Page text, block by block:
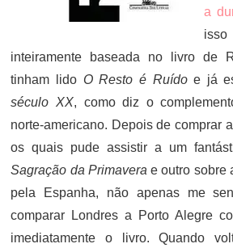
a
isso
inteiramente baseada no livro de
tinham lido O Resto é Ruídoe já
século XX, como diz o
norte-americano. Depois de comprar
os quais pude assistir a um
Sagração da Primavera e outro sobre
pela Espanha, não apenas me
comparar Londres a Porto Alegre
imediatamente o livro. Quando